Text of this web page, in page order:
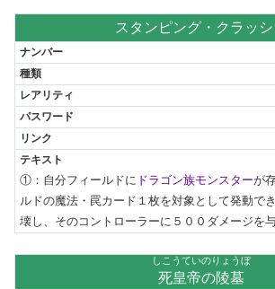
スタンピング・クラッシ
①：自分フィールドに ドラゴン族モンスターが
ルドの魔法・罠カード１枚を対象として発動で
壊し、そのコントローラーに５００ダメージを与
しこうていのりょうぼ
死皇帝の陵墓